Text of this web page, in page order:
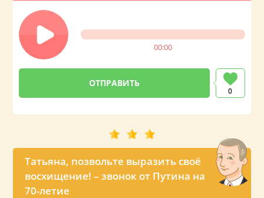
00:00
0
Татьяна, позвольте выразить своё
восхищение! – звонок от Путина на
70-летие